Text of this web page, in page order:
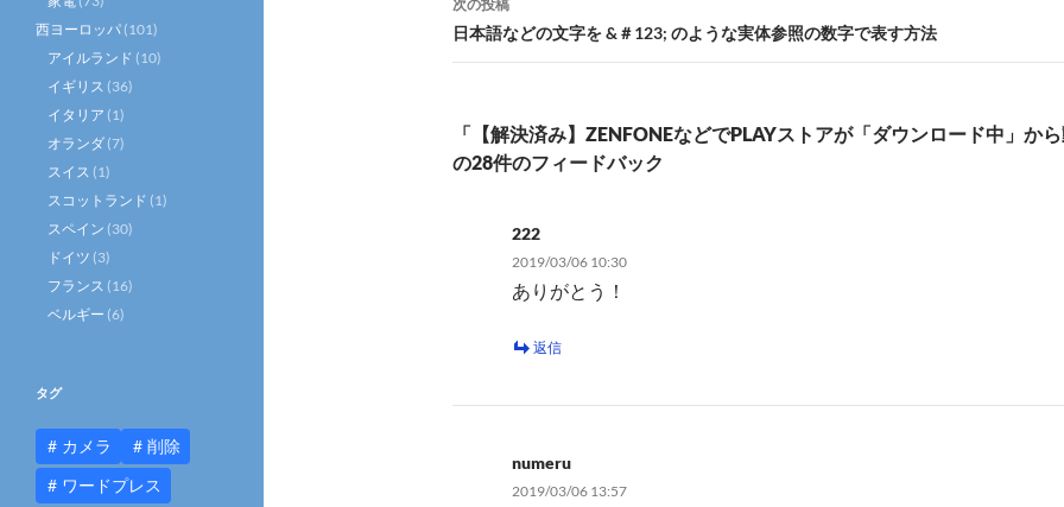
ビ
ゲ
ー
シ
次の投稿
日本語などの文字を &＃123; のような実体参照の数字で表す方法
「【解決済み】ZENFONEなどでPLAYストアが「ダウンロード中」か
の28件のフィードバック
222
2019/03/06 10:30
ありがとう！
返信
numeru
2019/03/06 13:57
西ヨーロッパ (101)
アイルランド (10)
イギリス (36)
イタリア (1)
オランダ (7)
スイス (1)
スコットランド (1)
スペイン (30)
ドイツ (3)
フランス (16)
ベルギー (6)
タグ
カメラ
削除
ワードプレス